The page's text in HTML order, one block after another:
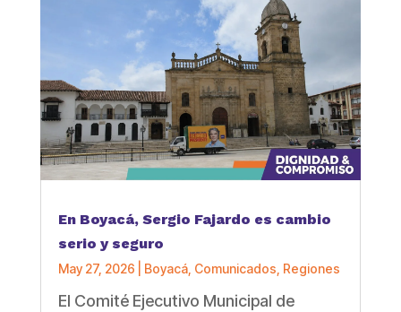
En Boyacá, Sergio Fajardo es cambio
serio y seguro
May 27, 2026 Boyacá, Comunicados Regiones
El Comité Ejecutivo Municipal de